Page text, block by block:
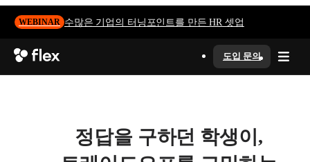
WEBINAR 수많은 기업의 터닝포인트를 만든 HR 셋업
도입 문의
정답을 구하던 학생이,